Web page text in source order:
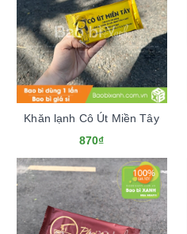
Khăn lạnh Cô Út Miền Tây
870₫